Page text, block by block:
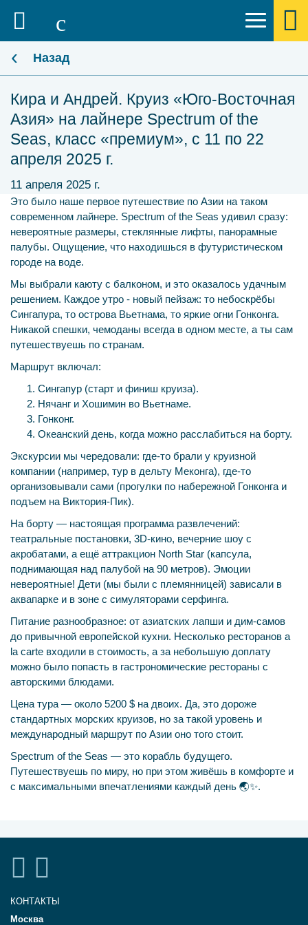
‹ Назад
Кира и Андрей. Круиз «Юго-Восточная
Азия» на лайнере Spectrum of the
Seas, класс «премиум», с 11 по 22
апреля 2025 г.
11 апреля 2025 г.
Это было наше первое путешествие по Азии на таком
современном лайнере. Spectrum of the Seas удивил сразу:
невероятные размеры, стеклянные лифты, панорамные
палубы. Ощущение, что находишься в футуристическом
городе на воде.
Мы выбрали каюту с балконом, и это оказалось удачным
решением. Каждое утро - новый пейзаж: то небоскрёбы
Сингапура, то острова Вьетнама, то яркие огни Гонконга.
Никакой спешки, чемоданы всегда в одном месте, а ты сам
путешествуешь по странам.
Маршрут включал:
Сингапур (старт и финиш круиза).
Нячанг и Хошимин во Вьетнаме.
Гонконг.
Океанский день, когда можно расслабиться на борту.
Экскурсии мы чередовали: где-то брали у круизной
компании (например, тур в дельту Меконга), где-то
организовывали сами (прогулки по набережной Гонконга и
подъем на Виктория-Пик).
На борту — настоящая программа развлечений:
театральные постановки, 3D-кино, вечерние шоу с
акробатами, а ещё аттракцион North Star (капсула,
поднимающая над палубой на 90 метров). Эмоции
невероятные! Дети (мы были с племянницей) зависали в
аквапарке и в зоне с симуляторами серфинга.
Питание разнообразное: от азиатских лапши и дим-самов
до привычной европейской кухни. Несколько ресторанов a
la carte входили в стоимость, а за небольшую доплату
можно было попасть в гастрономические рестораны с
авторскими блюдами.
Цена тура — около 5200 $ на двоих. Да, это дороже
стандартных морских круизов, но за такой уровень и
международный маршрут по Азии оно того стоит.
Spectrum of the Seas — это корабль будущего.
Путешествуешь по миру, но при этом живёшь в комфорте и
с максимальными впечатлениями каждый день 🌏✨.
КОНТАКТЫ
Москва